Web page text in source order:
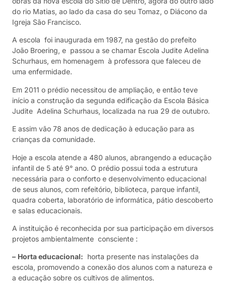
do rio Matias, ao lado da casa do seu Tomaz, o Diácono da
Igreja São Francisco.
A escola foi inaugurada em 1987, na gestão do prefeito
João Broering, e passou a se chamar Escola Judite Adelina
Schurhaus, em homenagem à professora que faleceu de
uma enfermidade.
Em 2011 o prédio necessitou de ampliação, e então teve
início a construção da segunda edificação da Escola Básica
Judite Adelina Schurhaus, localizada na rua 29 de outubro.
E assim vão 78 anos de dedicação à educação para as
crianças da comunidade.
Hoje a escola atende a 480 alunos, abrangendo a educação
infantil de 5 até 9° ano. O prédio possui toda a estrutura
necessária para o conforto e desenvolvimento educacional
de seus alunos, com refeitório, biblioteca, parque infantil,
quadra coberta, laboratório de informática, pátio descoberto
e salas educacionais.
A instituição é reconhecida por sua participação em diversos
projetos ambientalmente consciente :
– Horta educacional: horta presente nas instalações da
escola, promovendo a conexão dos alunos com a natureza e
a educação sobre os cultivos de alimentos.